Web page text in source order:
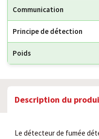
Communication
Principe de détection
Poids
Description du
Le détecteur de fumée